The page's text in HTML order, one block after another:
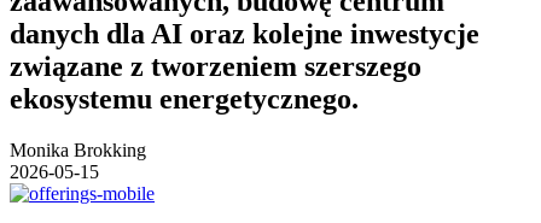
danych dla AI oraz kolejne inwestycje
związane z tworzeniem szerszego
ekosystemu energetycznego.
Monika Brokking
2026-05-15